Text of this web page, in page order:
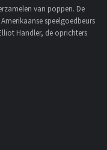
van poppen. De
speelgoedbeurs
Handler, de oprichters